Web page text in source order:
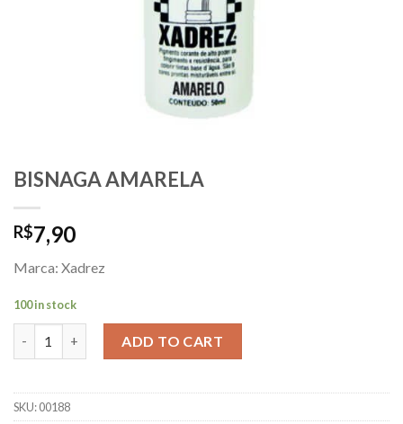
BISNAGA AMARELA
R$7,90
Marca: Xadrez
100 in stock
ADD TO CART
SKU:00188